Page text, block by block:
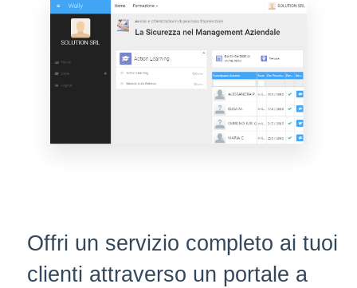
Offri un servizio completo ai tuoi
clienti attraverso un portale a